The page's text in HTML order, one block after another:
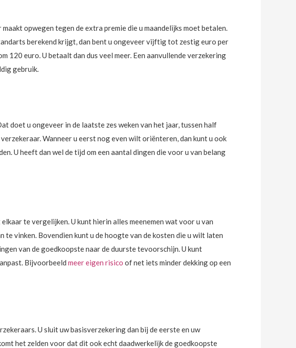
opwegen tegen de extra premie die u maandelijks moet betalen.
berekend krijgt, dan bent u ongeveer vijftig tot zestig euro per
120 euro. U betaalt dan dus veel meer. Een aanvullende verzekering
gebruik.
doet u ongeveer in de laatste zes weken van het jaar, tussen half
Wanneer u eerst nog even wilt oriënteren, dan kunt u ook
U heeft dan wel de tijd om een aantal dingen die voor u van belang
te vergelijken. U kunt hierin alles meenemen wat voor u van
vinken. Bovendien kunt u de hoogte van de kosten die u wilt laten
van de goedkoopste naar de duurste tevoorschijn. U kunt
Bijvoorbeeld meer eigen risico of net iets minder dekking op een
U sluit uw basisverzekering dan bij de eerste en uw
het zelden voor dat dit ook echt daadwerkelijk de goedkoopste